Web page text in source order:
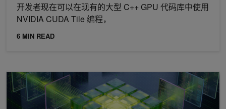
开发者现在可以在现有的大型 C++ GPU 代码库中使用
NVIDIA CUDA Tile 编程，
6 MIN READ
NVIDIA CUDA 13.3 通过 C++ 中的平铺式编程、编译器自动调整